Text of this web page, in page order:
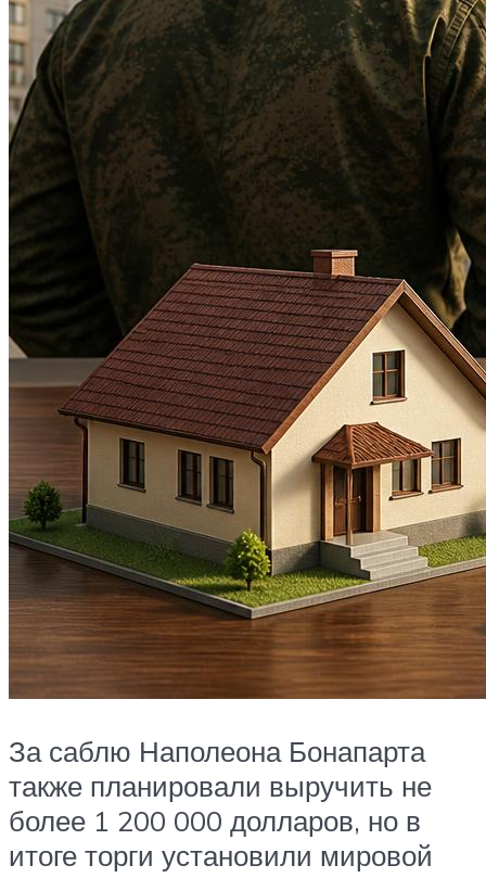
За саблю Наполеона Бонапарта
также планировали выручить не
более 1 200 000 долларов, но в
итоге торги установили мировой